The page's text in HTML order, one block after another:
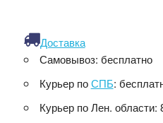
Доставка
Самовывоз: бесплатно
Курьер поСПБ:
Курьер по Лен. области: